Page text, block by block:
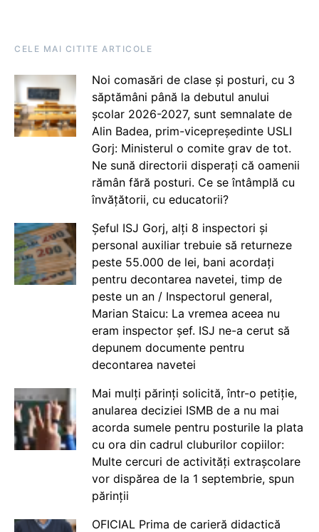
CELE MAI CITITE ARTICOLE
Noi comasări de clase și posturi, cu 3
săptămâni până la debutul anului
școlar 2026-2027, sunt semnalate de
Alin Badea, prim-vicepreședinte USLI
Gorj: Ministerul o comite grav de tot.
Ne sună directorii disperați că oamenii
rămân fără posturi. Ce se întâmplă cu
învățătorii, cu educatorii?
Șeful ISJ Gorj, alți 8 inspectori și
personal auxiliar trebuie să returneze
peste 55.000 de lei, bani acordați
pentru decontarea navetei, timp de
peste un an / Inspectorul general,
Marian Staicu: La vremea aceea nu
eram inspector șef. ISJ ne-a cerut să
depunem documente pentru
decontarea navetei
Mai mulți părinți solicită, într-o petiție,
anularea deciziei ISMB de a nu mai
acorda sumele pentru posturile la plata
cu ora din cadrul cluburilor copiilor:
Multe cercuri de activități extrașcolare
vor dispărea de la 1 septembrie, spun
părinții
OFICIAL Prima de carieră didactică